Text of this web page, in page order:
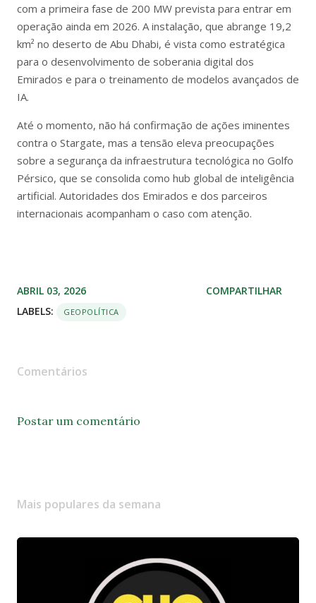
com a primeira fase de 200 MW prevista para entrar em
operação ainda em 2026. A instalação, que abrange 19,2
km² no deserto de Abu Dhabi, é vista como estratégica
para o desenvolvimento de soberania digital dos
Emirados e para o treinamento de modelos avançados de
IA.
Até o momento, não há confirmação de ações iminentes
contra o Stargate, mas a tensão eleva preocupações
sobre a segurança da infraestrutura tecnológica no Golfo
Pérsico, que se consolida como hub global de inteligência
artificial. Autoridades dos Emirados e dos parceiros
internacionais acompanham o caso com atenção.
ABRIL 03, 2026
LABELS:
GEOPOLÍTICA
COMPARTILHAR
Comentários
Postar um comentário
Mais populares da semana